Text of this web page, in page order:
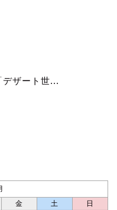
デザート世...
金 土
日